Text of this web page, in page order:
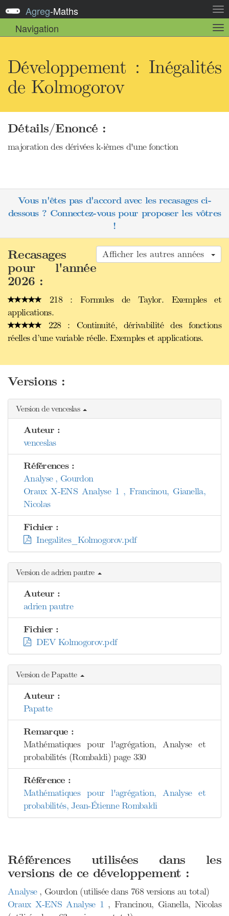
la
Agreg-Maths
Navigation
la
Développement : Inégalités
de Kolmogorov
Détails/Enoncé :
majoration des dérivées k-ièmes d'une fonction
Vous n'êtes pas d'accord avec les recasages ci-
dessous ? Connectez-vous pour proposer les vôtres
!
Afficher les autres années
Recasages
pour l'année
2026 :
218 : Formules de Taylor. Exemples et
applications.
228 : Continuité, dérivabilité des fonctions
réelles d’une variable réelle. Exemples et applications.
Versions :
Version de venceslas
Auteur :
venceslas
Références :
Analyse , Gourdon
Oraux X-ENS Analyse 1 , Francinou, Gianella,
Nicolas
Fichier :
Inegalites_Kolmogorov.pdf
Version de adrien pautre
Auteur :
adrien pautre
Fichier :
DEV Kolmogorov.pdf
Version de Papatte
Auteur :
Papatte
Remarque :
Mathématiques pour l'agrégation, Analyse et
probabilités (Rombaldi) page 330
Référence :
Mathématiques pour l'agrégation, Analyse et
probabilités, Jean-Étienne Rombaldi
Références utilisées dans les
versions de ce développement :
Analyse , Gourdon (utilisée dans 768 versions au total)
Oraux X-ENS Analyse 1 , Francinou, Gianella, Nicolas